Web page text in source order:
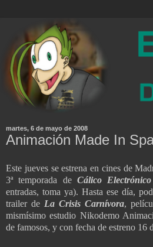
martes, 6 de mayo de 2008
Animación Made In
Este jueves se estrena en cines de
3ª temporada de Cálico Electrónico
entradas, toma ya). Hasta ese día,
trailer de La Crisis Carnívora,
mismísimo estudio Nikodemo
de famosos, y con fecha de estreno 16